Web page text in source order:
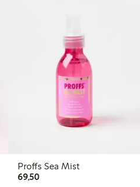
Proffs Sea Mist
69,5069,50 kr